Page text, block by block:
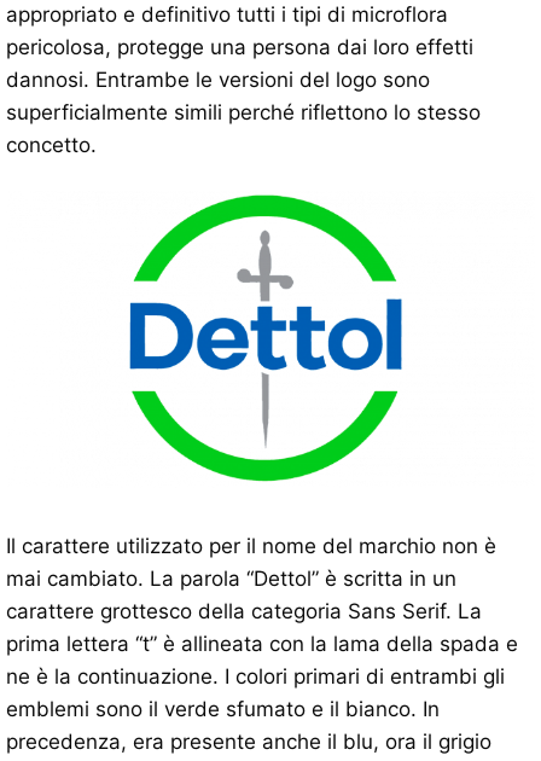
appropriato e definitivo tutti i tipi di microflora
pericolosa, protegge una persona dai loro effetti
dannosi. Entrambe le versioni del logo sono
superficialmente simili perché riflettono lo stesso
concetto.
Il carattere utilizzato per il nome del marchio non è
mai cambiato. La parola “Dettol” è scritta in un
carattere grottesco della categoria Sans Serif. La
prima lettera “t” è allineata con la lama della spada e
ne è la continuazione. I colori primari di entrambi gli
emblemi sono il verde sfumato e il bianco. In
precedenza, era presente anche il blu, ora il grigio